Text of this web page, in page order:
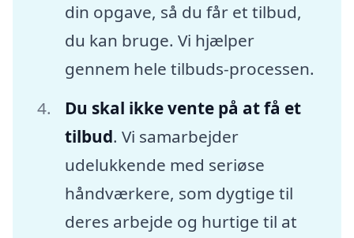
din opgave, så du får et tilbud,
du kan bruge. Vi hjælper
gennem hele tilbuds-processen.
Du skal ikke vente på at få et
tilbud. Vi samarbejder
udelukkende med seriøse
håndværkere, som dygtige til
deres arbejde og hurtige til at